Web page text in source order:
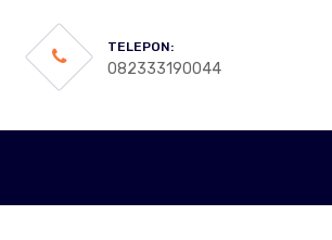
TELEPON:
082333190044